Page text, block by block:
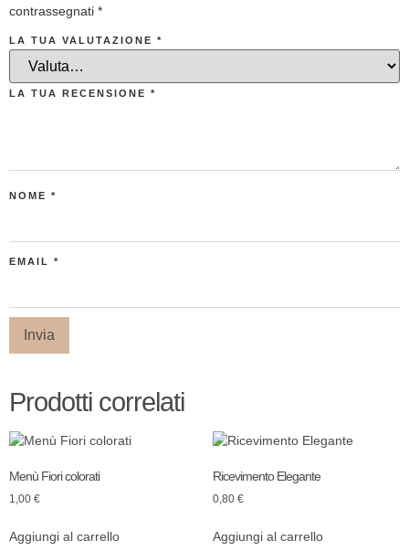
contrassegnati *
LA TUA VALUTAZIONE *
LA TUA RECENSIONE *
NOME *
EMAIL *
Prodotti correlati
Menù Fiori colorati
1,00 €
Aggiungi al carrello
Ricevimento Elegante
0,80 €
Aggiungi al carrello